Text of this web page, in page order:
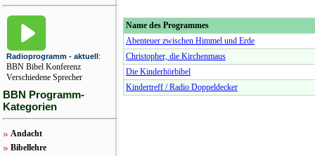
Radioprogramm - aktuell:
BBN Bibel Konferenz
Verschiedene Sprecher
BBN Programm-
Kategorien
Andacht
Bibellehre
Name des Programmes
Abenteuer zwischen Himmel und Erde
Christopher, die Kirchenmaus
Die Kinderhörbibel
Kindertreff / Radio Doppeldecker